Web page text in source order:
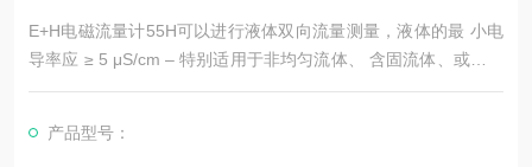
E+H电磁流量计55H可以进行液体双向流量测量，液体的最 小电
导率应 ≥ 5 μS/cm – 特别适用于非均匀流体、 含固流体、或易粘
附流体的测量
产品型号：